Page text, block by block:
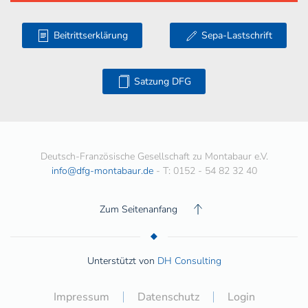
Beitrittserklärung Sepa-Lastschrift
Satzung DFG
Deutsch-Französische Gesellschaft zu Montabaur e.V.
info@dfg-montabaur.de- T: 0152 - 54 82 32 40
Zum Seitenanfang
Unterstützt von DH Consulting
Impressum Datenschutz Login